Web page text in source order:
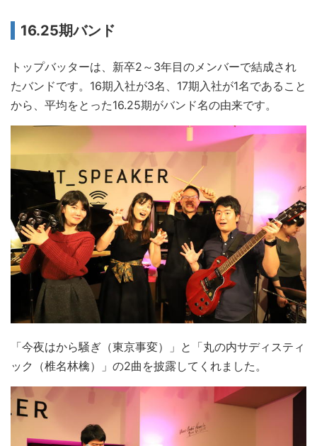
16.25期バンド
トップバッターは、新卒2～3年目のメンバーで結成され
たバンドです。16期入社が3名、17期入社が1名であること
から、平均をとった16.25期がバンド名の由来です。
「今夜はから騒ぎ（東京事変）」と「丸の内サディスティ
ック（椎名林檎）」の2曲を披露してくれました。